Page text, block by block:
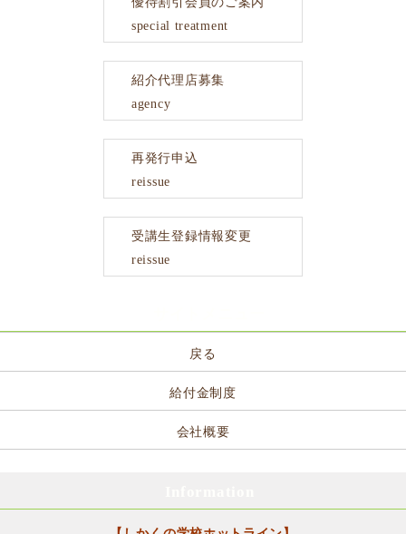
special treatment
紹介代理店募集
agency
再発行申込
reissue
受講生登録情報変更
reissue
戻る
給付金制度
会社概要